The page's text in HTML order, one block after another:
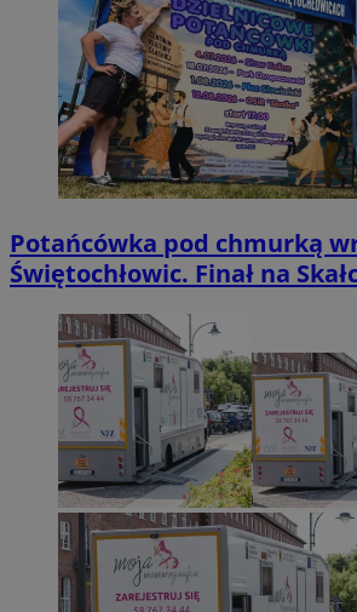
Potańcówka pod chmurką
Świętochłowic. Finał na